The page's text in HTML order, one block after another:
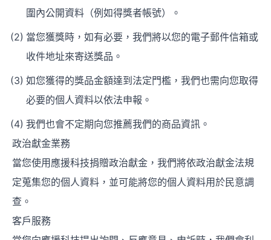
圍內公開資料（例如得獎者帳號）。
當您獲獎時，如有必要，我們將以您的電子郵件信箱或
收件地址來寄送獎品。
如您獲得的獎品金額達到法定門檻，我們也需向您取得
必要的個人資料以依法申報。
我們也會不定期向您推薦我們的商品資訊。
政治獻金業務
當您使用應援科技捐贈政治獻金，我們將依政治獻金法規
定蒐集您的個人資料，並可能將您的個人資料用於民意調
查。
客戶服務